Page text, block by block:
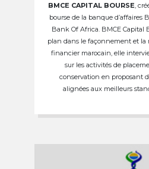
BMCE CAPITAL BOURSE ,
bourse de la banque d’affaires
Bank Of Africa. BMCE Capital
plan dans le façonnement et la
financier marocain, elle
sur les activités de
conservation en proposant
alignées aux meilleurs